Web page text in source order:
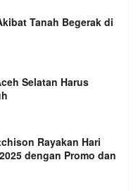
Tanah Begerak di
Selatan Harus
Rayakan Hari
dengan Promo dan